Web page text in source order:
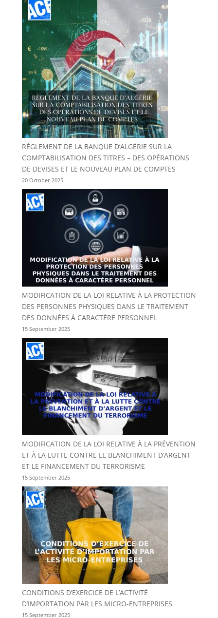
RÈGLEMENT DE LA BANQUE D’ALGÉRIE SUR LA
COMPTABILISATION DES TITRES – DES OPÉRATIONS
DE DEVISES ET LE NOUVEAU PLAN DE COMPTES
20 October 2025
MODIFICATION DE LA LOI RELATIVE À LA PROTECTION
DES PERSONNES PHYSIQUES DANS LE TRAITEMENT
DES DONNÉES À CARACTÈRE PERSONNEL
15 September 2025
MODIFICATION DE LA LOI RELATIVE À LA PRÉVENTION
ET À LA LUTTE CONTRE LE BLANCHIMENT D’ARGENT
ET LE FINANCEMENT DU TERRORISME
15 September 2025
CONDITIONS D’EXERCICE DE L’ACTIVITÉ
D’IMPORTATION PAR LES MICRO-ENTREPRISES
15 September 2025